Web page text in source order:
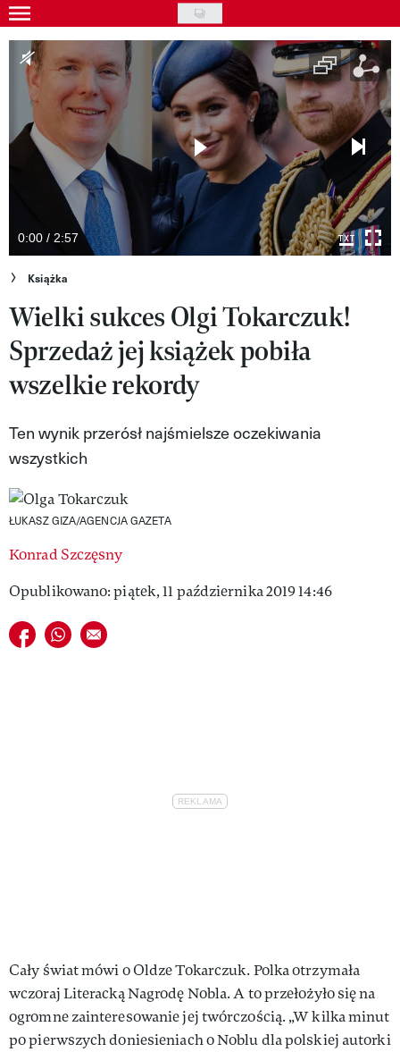
Skip
to
main
content
Gwiazdy
Ludzie
Moda
Uroda
Styl życia
Kultura
Wideo
Nasze akcje
VIVA!ART
VIVA!MODA
VIVA!MAN
VIVA!PEOPLE POWER
0:00 / 2:57
Książka
Wielki sukces Olgi Tokarczuk!
Sprzedaż jej książek pobiła
wszelkie rekordy
Ten wynik przerósł najśmielsze oczekiwania
wszystkich
ŁUKASZ GIZA/AGENCJA GAZETA
Konrad Szczęsny
Opublikowano: piątek, 11 października 2019 14:46
Udostępnij na facebook
Udostępnij na whatsapp
E-mail do przyjaciela
Cały świat mówi o Oldze Tokarczuk. Polka otrzymała
wczoraj Literacką Nagrodę Nobla. A to przełożyło się na
ogromne zainteresowanie jej twórczością. „W kilka minut
po pierwszych doniesieniach o Noblu dla polskiej autorki